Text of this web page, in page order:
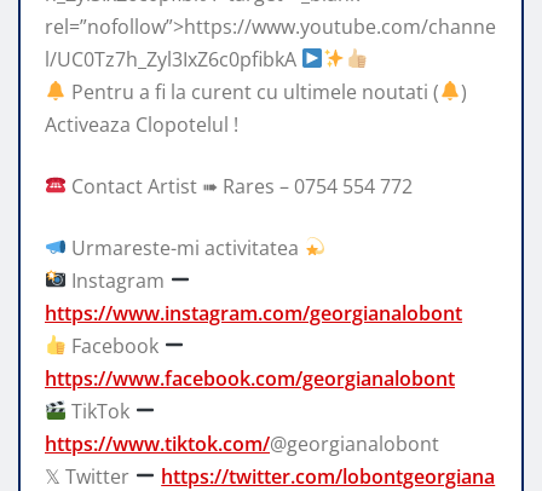
rel=”nofollow”>https://www.youtube.com/channe
l/UC0Tz7h_Zyl3IxZ6c0pfibkA
Pentru a fi la curent cu ultimele noutati (
)
Activeaza Clopotelul !
Contact Artist ➠ Rares – 0754 554 772
Urmareste-mi activitatea
Instagram
https://www.instagram.com/georgianalobont
Facebook
https://www.facebook.com/georgianalobont
TikTok
https://www.tiktok.com/@georgianalobont
𝕏 Twitter
https://twitter.com/lobontgeorgiana